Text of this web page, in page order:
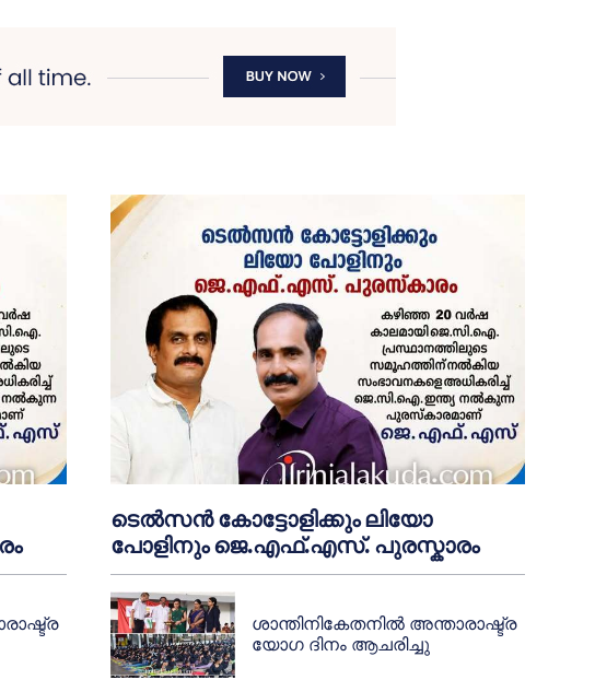
ടെൽസൻ കോട്ടോളിക്കും ലിയോ
പോളിനും ജെ.എഫ്.എസ്. പുരസ്കാരം
ശാന്തിനികേതനിൽ അന്താരാഷ്ട്ര
യോഗ ദിനം ആചരിച്ചു